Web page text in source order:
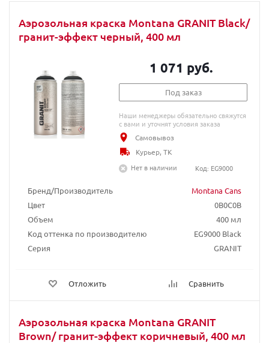
Аэрозольная краска Montana GRANIT Black/
гранит-эффект черный, 400 мл
Бренд/Производитель
Montana Cans
Цвет
0B0C0B
Объем
400 мл
Код оттенка по производителю
EG9000 Black
Серия
GRANIT
Отложить Сравнить
1 071 руб.
Под заказ
Наши менеджеры обязательно свяжутся
с вами и уточнят условия заказа
Самовывоз
Курьер, ТК
Нет в наличии
Код: EG9000
Аэрозольная краска Montana GRANIT
Brown/ гранит-эффект коричневый, 400 мл